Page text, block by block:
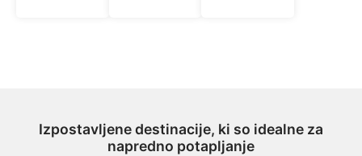
Izpostavljene destinacije, ki so idealne za
napredno potapljanje